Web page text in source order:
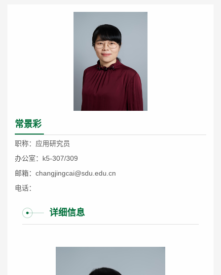
常景彩
职称：应用研究员
办公室：k5-307/309
邮箱：changjingcai@sdu.edu.cn
电话：
详细信息